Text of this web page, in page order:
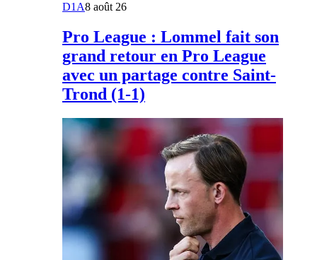
D1A8 août 26
Pro League : Lommel fait son
grand retour en Pro League
avec un partage contre Saint-
Trond (1-1)